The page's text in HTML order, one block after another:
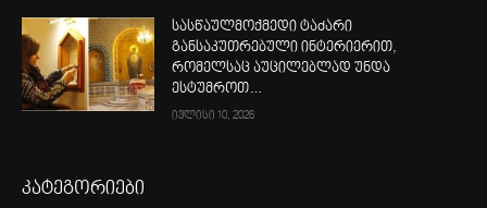
სასწაულმოქმედი ტაძარი
განსაკუთრებული ინტერიერით,
რომელსაც აუცილებლად უნდა
ესტუმროთ…
ივლისი 10, 2026
კატეგორიები